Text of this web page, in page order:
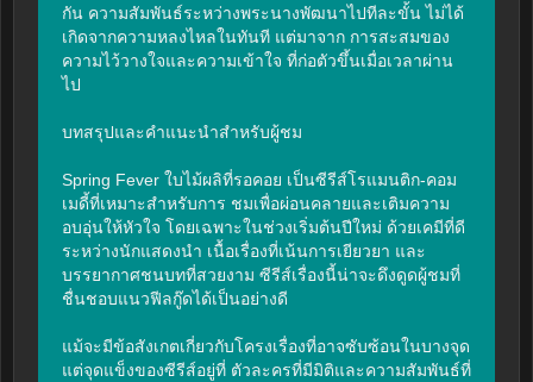
กัน ความสัมพันธ์ระหว่างพระนางพัฒนาไปทีละขั้น ไม่ได้
เกิดจากความหลงไหลในทันที แต่มาจาก การสะสมของ
ความไว้วางใจและความเข้าใจ ที่ก่อตัวขึ้นเมื่อเวลาผ่าน
ไป
บทสรุปและคำแนะนำสำหรับผู้ชม
Spring Fever ใบไม้ผลิที่รอคอย เป็นซีรีส์โรแมนติก-คอม
เมดี้ที่เหมาะสำหรับการ ชมเพื่อผ่อนคลายและเติมความ
อบอุ่นให้หัวใจ โดยเฉพาะในช่วงเริ่มต้นปีใหม่ ด้วยเคมีที่ดี
ระหว่างนักแสดงนำ เนื้อเรื่องที่เน้นการเยียวยา และ
บรรยากาศชนบทที่สวยงาม ซีรีส์เรื่องนี้น่าจะดึงดูดผู้ชมที่
ชื่นชอบแนวฟีลกู๊ดได้เป็นอย่างดี
แม้จะมีข้อสังเกตเกี่ยวกับโครงเรื่องที่อาจซับซ้อนในบางจุด
แต่จุดแข็งของซีรีส์อยู่ที่ ตัวละครที่มีมิติและความสัมพันธ์ที่